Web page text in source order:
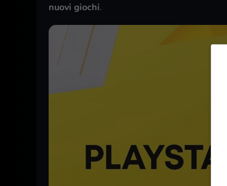
nuovi giochi.